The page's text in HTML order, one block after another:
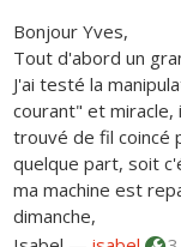
Bonjour Yves,
Tout d'abord un
J'ai testé la
courant" et miracle,
trouvé de fil coincé
quelque part, soit
ma machine est
dimanche,